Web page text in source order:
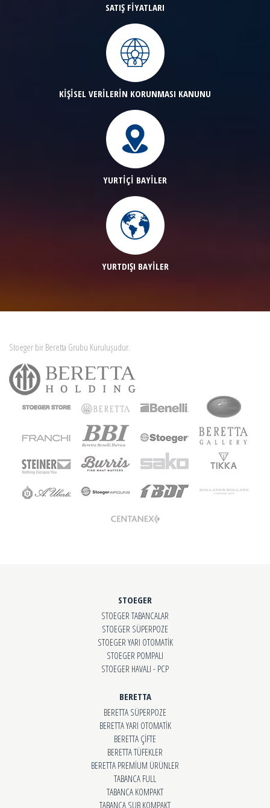
SATIŞ FİYATLARI
KİŞİSEL VERİLERİN KORUNMASI KANUNU
YURTİÇİ BAYİLER
YURTDIŞI BAYİLER
Stoeger bir Beretta Grubu Kuruluşudur.
STOEGER
STOEGER TABANCALAR
STOEGER SÜPERPOZE
STOEGER YARI OTOMATİK
STOEGER POMPALI
STOEGER HAVALI - PCP
BERETTA
BERETTA SÜPERPOZE
BERETTA YARI OTOMATİK
BERETTA ÇİFTE
BERETTA TÜFEKLER
BERETTA PREMİUM ÜRÜNLER
TABANCA FULL
TABANCA KOMPAKT
TABANCA SUB KOMPAKT